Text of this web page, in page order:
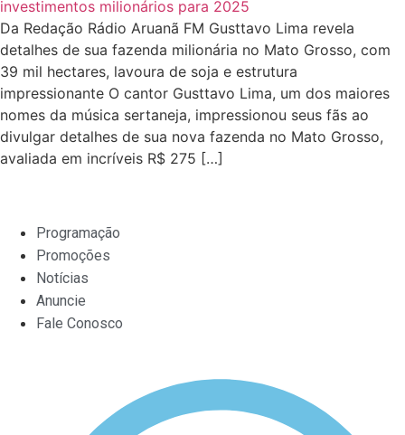
Da Redação Rádio Aruanã FM Gusttavo Lima revela
detalhes de sua fazenda milionária no Mato Grosso, com
39 mil hectares, lavoura de soja e estrutura
impressionante O cantor Gusttavo Lima, um dos maiores
nomes da música sertaneja, impressionou seus fãs ao
divulgar detalhes de sua nova fazenda no Mato Grosso,
avaliada em incríveis R$ 275 […]
Programação
Promoções
Notícias
Anuncie
Fale Conosco